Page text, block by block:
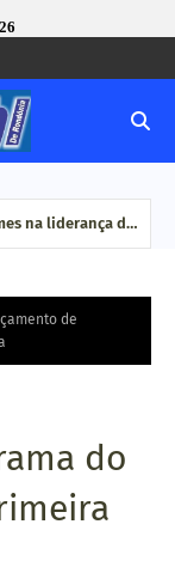
na liderança da
de
do